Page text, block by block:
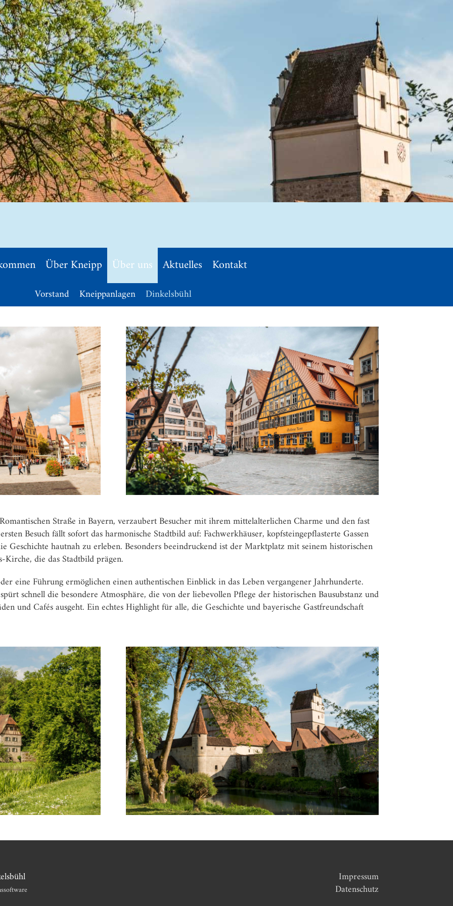
Über Kneipp Über uns Aktuelles Kontakt
Vorstand Kneippanlagen Dinkelsbühl
Straße in Bayern, verzaubert Besucher mit ihrem mittelalterlichen Charme und den fast
Besuch fällt sofort das harmonische Stadtbild auf: Fachwerkhäuser, kopfsteingepflasterte Gassen
Geschichte hautnah zu erleben. Besonders beeindruckend ist der Marktplatz mit seinem historischen
Kirche, die das Stadtbild prägen.
eine Führung ermöglichen einen authentischen Einblick in das Leben vergangener Jahrhunderte.
schnell die besondere Atmosphäre, die von der liebevollen Pflege der historischen Bausubstanz und
und Cafés ausgeht. Ein echtes Highlight für alle, die Geschichte und bayerische Gastfreundschaft
Impressum
Datenschutz